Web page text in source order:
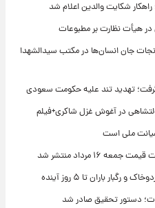
شکایت والدین اعلام شد
در هیأت نظارت بر مطبوعات
جان انسان‌ها در مکتب سیدالشهدا
تهدید تند علیه حکومت سعودی
در آغوش غزل شاکری+فیلم
صیانت ملی است
مرداد منتشر شد
باران تا ۵ روز آینده
دستور تحقیق صادر شد